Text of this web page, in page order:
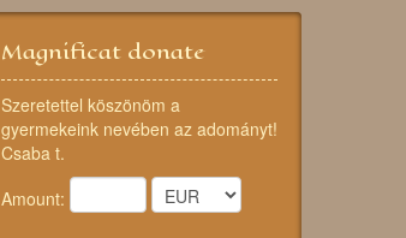
Magnificat donate
Szeretettel köszönöm a
gyermekeink nevében az adományt!
Csaba t.
Amount: